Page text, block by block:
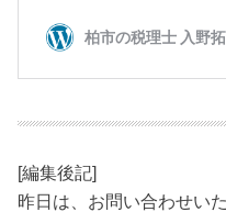
[編集後記]
昨日は、お問い合わせい